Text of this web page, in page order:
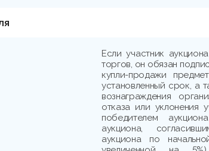
Если участник
торгов, он обязан
купли-продажи
установленный срок, а
вознаграждения
отказа или уклонения
победителем
аукциона,
аукциона по